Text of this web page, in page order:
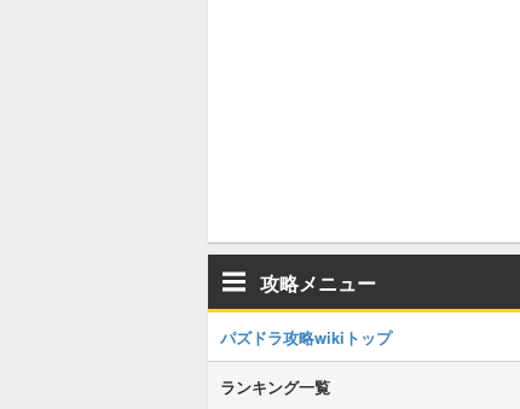
攻略メニュー
パズドラ攻略wikiトップ
ランキング一覧